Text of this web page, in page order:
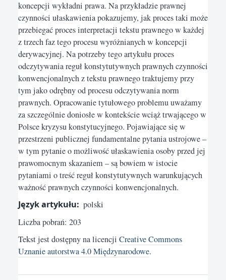
koncepcji wykładni prawa. Na przykładzie prawnej
czynności ułaskawienia pokazujemy, jak proces taki może
przebiegać proces interpretacji tekstu prawnego w każdej
z trzech faz tego procesu wyróżnianych w koncepcji
derywacyjnej. Na potrzeby tego artykułu proces
odczytywania reguł konstytutywnych prawnych czynności
konwencjonalnych z tekstu prawnego traktujemy przy
tym jako odrębny od procesu odczytywania norm
prawnych. Opracowanie tytułowego problemu uważamy
za szczególnie doniosłe w kontekście wciąż trwającego w
Polsce kryzysu konstytucyjnego. Pojawiające się w
przestrzeni publicznej fundamentalne pytania ustrojowe –
w tym pytanie o możliwość ułaskawienia osoby przed jej
prawomocnym skazaniem – są bowiem w istocie
pytaniami o treść reguł konstytutywnych warunkujących
ważność prawnych czynności konwencjonalnych.
Język artykułu: polski
Liczba pobrań: 203
Tekst jest dostępny na licencji Creative Commons
Uznanie autorstwa 4.0 Międzynarodowe.